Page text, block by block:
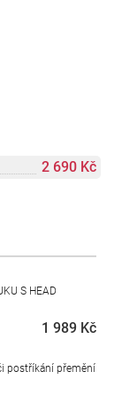
2 690 Kč
S HEAD
1 989 Kč
postříkání přemění